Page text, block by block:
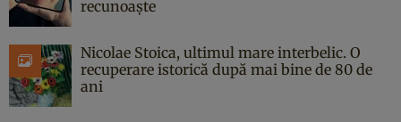
recunoaște
Nicolae Stoica, ultimul mare interbelic. O
recuperare istorică după mai bine de 80 de
ani